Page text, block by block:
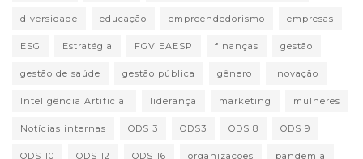
diversidade educação empreendedorismo empresas
ESG Estratégia FGV EAESP finanças gestão
gestão de saúde gestão pública gênero inovação
Inteligência Artificial liderança marketing mulheres
Notícias internas ODS 3 ODS3 ODS 8 ODS 9
ODS 10 ODS 12 ODS 16 organizações pandemia